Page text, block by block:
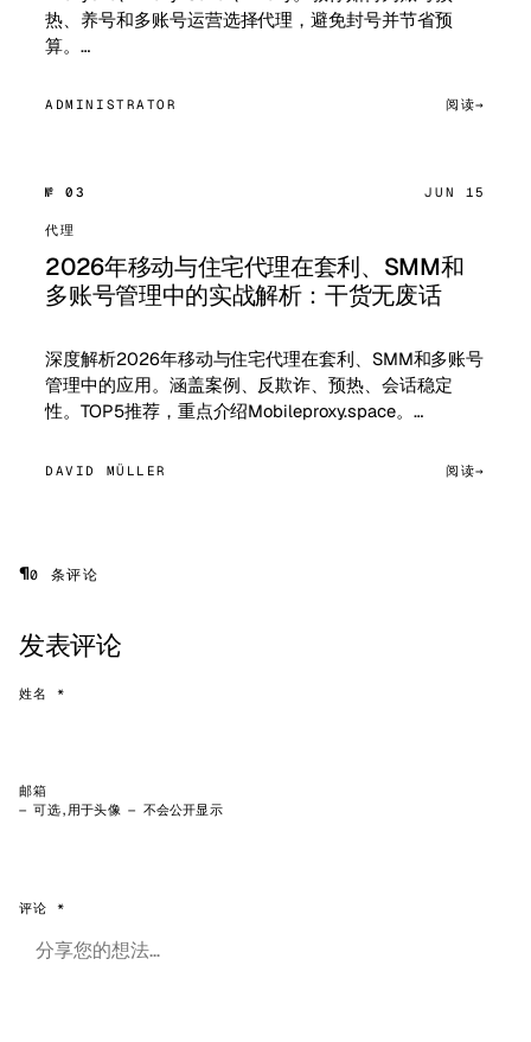
热、养号和多账号运营选择代理，避免封号并节省预
算。…
ADMINISTRATOR 阅读
№ 03 JUN 15
代理
2026年移动与住宅代理在套利、SMM和
多账号管理中的实战解析：干货无废话
深度解析2026年移动与住宅代理在套利、SMM和多账号
管理中的应用。涵盖案例、反欺诈、预热、会话稳定
性。TOP5推荐，重点介绍Mobileproxy.space。…
DAVID MÜLLER 阅读
¶0 条评论
发表评论
姓名 *
邮箱
— 可选,用于头像 — 不会公开显示
评论 *